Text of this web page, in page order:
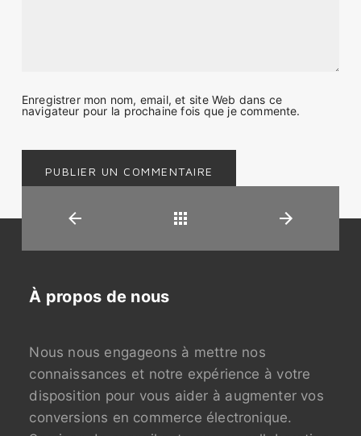
Enregistrer mon nom, email, et site Web dans ce
navigateur pour la prochaine fois que je commente.
À propos de nous
Nous nous engageons à mettre nos
connaissances et notre expérience à votre
disposition pour vous aider à augmenter vos
conversions en commerce électronique.